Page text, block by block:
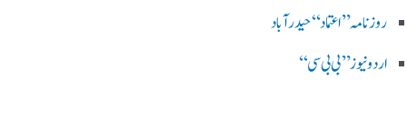
روزنامہ ’’اعتماد‘‘ حیدرآباد
اردو نیوز ’’بی بی سی‘‘